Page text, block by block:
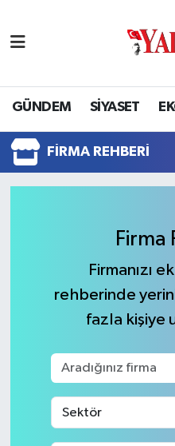
GÜNDEM SİYASET
FIRMA REHBERI
Firma
Firmanızı
rehberinde
fazla kişiye
SİYASET
EKONOMİ
BİLİM VE TEKNOLOJİ
SPOR
ULUSAL
Yalova Nöbetçi
Yalova Hava Durumu
Yalova Namaz
Tüm Manşetler
Son Dakika Haberleri